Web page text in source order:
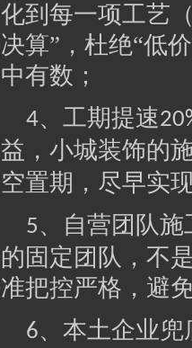
化到每一项工艺
决算”，杜绝“低
中有数；
4、 工期提速
益，小城装饰的
空置期，尽早实
5、 自营团队
的固定团队，不
准把控严格，避
6、 本土企业兜